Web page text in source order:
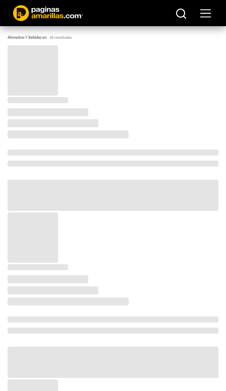
Alimentos Y Bebidas en:28resultados